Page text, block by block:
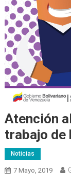
Atención
trabajo de
Noticias
7 Mayo, 2019